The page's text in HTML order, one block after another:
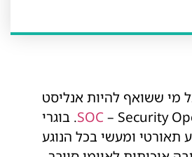
מי ששואף להיות אנליסט
SOC– Security Operations Center. בוגרי
תאורטי ומעשי בכל הנוגע